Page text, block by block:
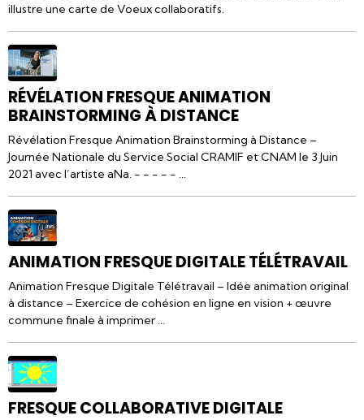
illustre une carte de Voeux collaboratifs.
RÉVÉLATION FRESQUE ANIMATION
BRAINSTORMING À DISTANCE
Révélation Fresque Animation Brainstorming à Distance –
Journée Nationale du Service Social CRAMIF et CNAM le 3 Juin
2021 avec l’artiste aNa. - - - - - ...
ANIMATION FRESQUE DIGITALE TÉLÉTRAVAIL
Animation Fresque Digitale Télétravail – Idée animation original
à distance – Exercice de cohésion en ligne en vision + œuvre
commune finale à imprimer ...
FRESQUE COLLABORATIVE DIGITALE